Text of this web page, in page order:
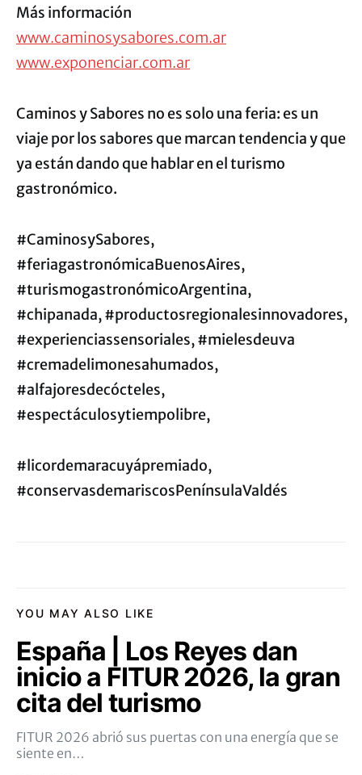
Más información
www.caminosysabores.com.ar
www.exponenciar.com.ar
Caminos y Sabores no es solo una feria: es un
viaje por los sabores que marcan tendencia y que
ya están dando que hablar en el turismo
gastronómico.
#CaminosySabores,
#feriagastronómicaBuenosAires,
#turismogastronómicoArgentina,
#chipanada,#productosregionalesinnovadores,
#experienciassensoriales, #mielesdeuva
#cremadelimonesahumados,
#alfajoresdecócteles,
#espectáculosytiempolibre,
#licordemaracuyápremiado,
#conservasdemariscosPenínsulaValdés
YOU MAY ALSO LIKE
España | Los Reyes dan
inicio a FITUR 2026, la gran
cita del turismo
FITUR 2026 abrió sus puertas con una energía que se
siente en…